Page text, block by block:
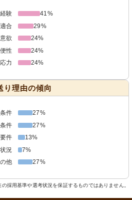
験
41%
合
29%
欲
24%
性
24%
力
24%
り理由の傾向
件
27%
件
27%
件
13%
況
7%
他
27%
採用基準や選考状況を保証するものではありません。